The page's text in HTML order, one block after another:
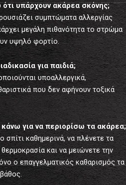
υπάρχουν ακάρεα σκόνης;
συμπτώματα αλλεργίας
μεγάλη πιθανότητα το στρώμα
υψηλό φορτίο.
για παιδιά;
υποαλλεργικά,
που δεν αφήνουν τοξικά
για να περιορίσω τα ακάρεα;
σπίτι καθημερινά, να πλένετε τα
και να μειώνετε την
ο επαγγελματικός καθαρισμός τα